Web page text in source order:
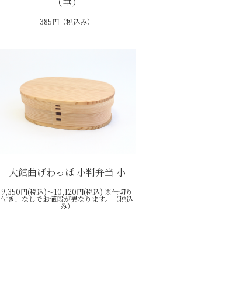
385円（税込み）
大館曲げわっぱ 小判弁当 小
9,350円(税込)～10,120円(税込) ※仕切り
付き、なしでお値段が異なります。（税込
み）